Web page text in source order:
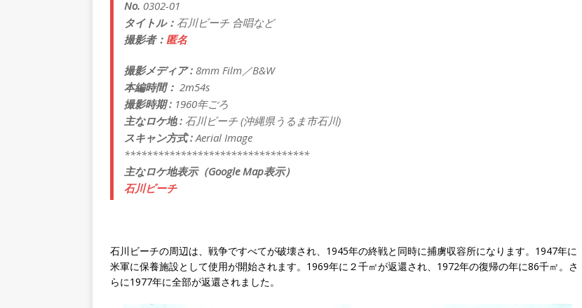
No. 0302-01
タイトル： 石川ビーチ 合唱など
撮影者： 匿名
撮影メディア : 8mm Film／B&W
本編時間： 2m54s
撮影時期 : 1960年ごろ
主なロケ地 : 石川ビーチ (沖縄県うるま市石川)
スキャン方式 : Aerial Image
*********************************
主なロケ地表示（Google Map表示）
石川ビーチ
石川ビーチの周辺は、戦争ですべてが破壊され、1945年の終戦と同時に捕虜収容所になります。1947年に
米軍に保養施設として使用が開始されます。1969年に２千㎡が返還され、1972年の復帰の年に86千㎡。さ
らに1977年に全部が返還されました。